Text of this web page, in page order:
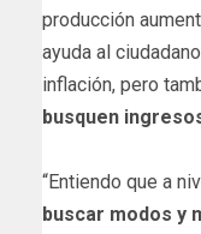
producción
ayuda al
inflación, pero
busquen
“Entiendo que a
buscar modos y